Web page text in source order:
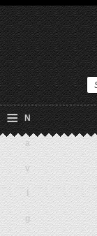
≡ N
a
v
i
g